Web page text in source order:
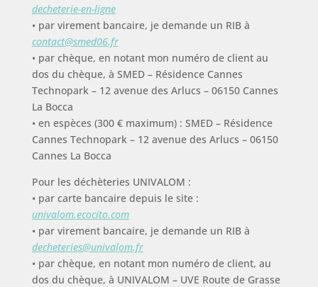
decheterie-en-ligne
• par virement bancaire, je demande un RIB à
contact@smed06.fr
• par chèque, en notant mon numéro de client au
dos du chèque, à SMED – Résidence Cannes
Technopark – 12 avenue des Arlucs – 06150 Cannes
La Bocca
• en espèces (300 € maximum) : SMED – Résidence
Cannes Technopark – 12 avenue des Arlucs – 06150
Cannes La Bocca
Pour les déchèteries UNIVALOM :
• par carte bancaire depuis le site :
univalom.ecocito.com
• par virement bancaire, je demande un RIB à
decheteries@univalom.fr
• par chèque, en notant mon numéro de client, au
dos du chèque, à UNIVALOM – UVE Route de Grasse